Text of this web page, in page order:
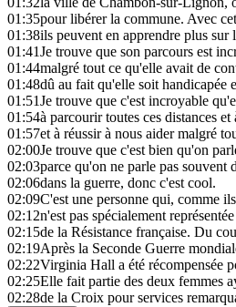
01:35pour libérer la commune. Avec
01:38ils peuvent en apprendre plus sur
01:41Je trouve que son parcours est
01:44malgré tout ce qu'elle avait de
01:48dû au fait qu'elle soit handicapée
01:51Je trouve que c'est incroyable
01:54à parcourir toutes ces distances et
01:57et à réussir à nous aider malgré
02:00Je trouve que c'est bien qu'on
02:03parce qu'on ne parle pas souvent
02:06dans la guerre, donc c'est cool.
02:09C'est une personne qui, comme
02:12n'est pas spécialement
02:15de la Résistance française. Du
02:19Après la Seconde Guerre
02:22Virginia Hall a été récompensée
02:25Elle fait partie des deux femmes
02:28de la Croix pour services